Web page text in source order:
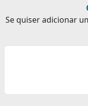
Se quiser adicionar